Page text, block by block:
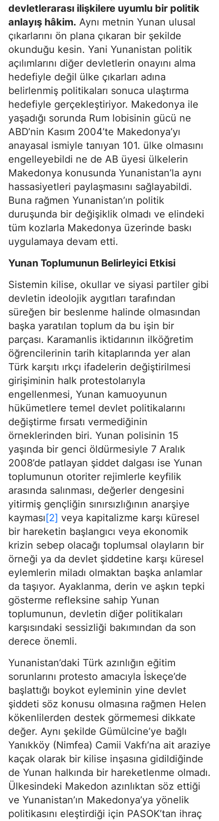
devletlerarası ilişkilere uyumlu bir politik
anlayış hâkim. Aynı metnin Yunan ulusal
çıkarlarını ön plana çıkaran bir şekilde
okunduğu kesin. Yani Yunanistan politik
açılımlarını diğer devletlerin onayını alma
hedefiyle değil ülke çıkarları adına
belirlenmiş politikaları sonuca ulaştırma
hedefiyle gerçekleştiriyor. Makedonya ile
yaşadığı sorunda Rum lobisinin gücü ne
ABD’nin Kasım 2004’te Makedonya’yı
anayasal ismiyle tanıyan 101. ülke olmasını
engelleyebildi ne de AB üyesi ülkelerin
Makedonya konusunda Yunanistan’la aynı
hassasiyetleri paylaşmasını sağlayabildi.
Buna rağmen Yunanistan’ın politik
duruşunda bir değişiklik olmadı ve elindeki
tüm kozlarla Makedonya üzerinde baskı
uygulamaya devam etti.
Yunan Toplumunun Belirleyici Etkisi
Sistemin kilise, okullar ve siyasi partiler gibi
devletin ideolojik aygıtları tarafından
süreğen bir beslenme halinde olmasından
başka yaratılan toplum da bu işin bir
parçası. Karamanlis iktidarının ilköğretim
öğrencilerinin tarih kitaplarında yer alan
Türk karşıtı ırkçı ifadelerin değiştirilmesi
girişiminin halk protestolarıyla
engellenmesi, Yunan kamuoyunun
hükümetlere temel devlet politikalarını
değiştirme fırsatı vermediğinin
örneklerinden biri. Yunan polisinin 15
yaşında bir genci öldürmesiyle 7 Aralık
2008’de patlayan şiddet dalgası ise Yunan
toplumunun otoriter rejimlerle keyfilik
arasında salınması, değerler dengesini
yitirmiş gençliğin sınırsızlığının anarşiye
kayması[2] veya kapitalizme karşı küresel
bir hareketin başlangıcı veya ekonomik
krizin sebep olacağı toplumsal olayların bir
örneği ya da devlet şiddetine karşı küresel
eylemlerin miladı olmaktan başka anlamlar
da taşıyor. Ayaklanma, derin ve aşkın tepki
gösterme refleksine sahip Yunan
toplumunun, devletin diğer politikaları
karşısındaki sessizliği bakımından da son
derece önemli.
Yunanistan’daki Türk azınlığın eğitim
sorunlarını protesto amacıyla İskeçe’de
başlattığı boykot eyleminin yine devlet
şiddeti söz konusu olmasına rağmen Helen
kökenlilerden destek görmemesi dikkate
değer. Aynı şekilde Gümülcine’ye bağlı
Yanıkköy (Nimfea) Camii Vakfı’na ait araziye
kaçak olarak bir kilise inşasına gidildiğinde
de Yunan halkında bir hareketlenme olmadı.
Ülkesindeki Makedon azınlıktan söz ettiği
ve Yunanistan’ın Makedonya’ya yönelik
politikasını eleştirdiği için PASOK’tan ihraç